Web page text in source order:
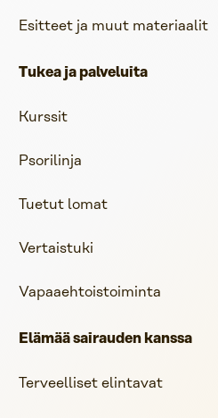
Esitteet ja muut materiaalit
Tukea ja palveluita
Kurssit
Psorilinja
Tuetut lomat
Vertaistuki
Vapaaehtoistoiminta
Elämää sairauden kanssa
Terveelliset elintavat